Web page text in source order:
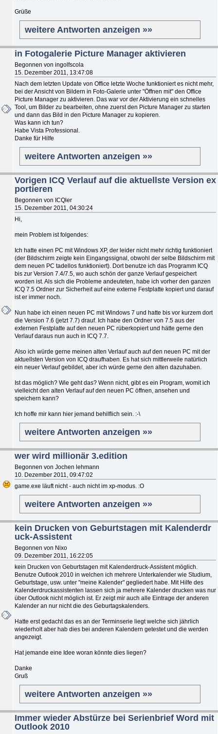
Grüße
weitere Antworten anzeigen »»
in Fotogalerie Picture Manager aktivieren
Begonnen von ingolfscola
15. Dezember 2011, 13:47:08
Nach dem letzten Update von Office letzte Woche funktioniert es nicht mehr,
bei der Ansicht von Bildern in Foto-Galerie unter "Öffnen mit" den Office
Picture Manager zu aktivieren. Das war vor der Aktivierung ein schnelles
Tool, um Bilder zu bearbeiten, ohne zuerst den Picture Manager zu starten
und dann das Bild in den Picture Manager zu kopieren.
Was kann ich tun?
Habe Vista Professional.
Danke für Hilfe
weitere Antworten anzeigen »»
Vorigen ICQ Verlauf auf die aktuellste Version ex
portieren
Begonnen von ICQler
15. Dezember 2011, 04:30:24
Hi,
mein Problem ist folgendes:
Ich hatte einen PC mit Windows XP, der leider nicht mehr richtig funktioniert
(der Bildschirm zeigte kein Eingangssignal, obwohl der selbe Bildschirm mit
dem neuen PC tadellos funktioniert). Dort benutze ich das Programm ICQ
bis zur Version 7.4/7.5, wo auch schön der ganze Verlauf gespeichert
worden ist. Als sich die Probleme andeuteten, habe ich vorher den ganzen
ICQ 7.5 Ordner zur Sicherheit auf eine externe Festplatte kopiert und darauf
ist er immer noch.
Nun habe ich einen neuen PC mit Windows 7 und hatte bis vor kurzem dort
die Version 7.6 (jetzt 7.7) drauf. Ich habe den Ordner von 7.5 aus der
externen Festplatte auf den neuen PC rüberkopiert und hätte gerne den
Verlauf daraus nun auch in ICQ 7.7.
Also ich würde gerne meinen alten Verlauf auch auf den neuen PC mit der
aktuellsten Version von ICQ draufhaben. Es hat sich mittlerweile natürlich
ein neuer Verlauf gebildet, aber ich würde gerne den alten dazuhaben.
Ist das möglich? Wie geht das? Wenn nicht, gibt es ein Program, womit ich
vielleicht den alten Verlauf auf den neuen PC öffnen, ansehen und
speichern kann?
Ich hoffe mir kann hier jemand behilflich sein. :-\
weitere Antworten anzeigen »»
wer wird millionär 3.edition
Begonnen von Jochen lehmann
10. Dezember 2011, 09:47:02
game.exe läuft nicht - auch nicht im xp-modus. :O
weitere Antworten anzeigen »»
kein Drucken von Geburtstagen mit Kalenderdr
uck-Assistent
Begonnen von Nixo
09. Dezember 2011, 16:22:05
kein Drucken von Geburtstagen mit Kalenderdruck-Assistent möglich.
Benutze Outlook 2010 in welchen ich mehrere Unterkalender wie Studium,
Geburtstage, usw. unter "meine Kalender" gegliedert habe. Mit Hilfe des
Kalenderdruckassistenten lassen sich ja mehrere Kalender drucken was nur
über Outlook nicht möglich ist. Er zeigt mir auch alle Eintrage der anderen
Kalender an nur nicht die des Geburtagskalenders.
Hatte erst gedacht das es an der Terminserie liegt welche sich jährlich
wiederholt aber hab dies bei anderen Kalendern getestet und die werden
angezeigt.
Hat jemande eine Idee woran könnte dies liegen?
Danke
Gruß
weitere Antworten anzeigen »»
Immer wieder Abstürze bei Serienbrief Word mit
Outlook 2010